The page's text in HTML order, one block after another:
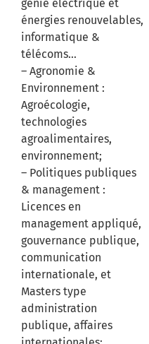
génie électrique et
énergies renouvelables,
informatique &
télécoms…
– Agronomie &
Environnement :
Agroécologie,
technologies
agroalimentaires,
environnement;
– Politiques publiques
& management :
Licences en
management appliqué,
gouvernance publique,
communication
internationale, et
Masters type
administration
publique, affaires